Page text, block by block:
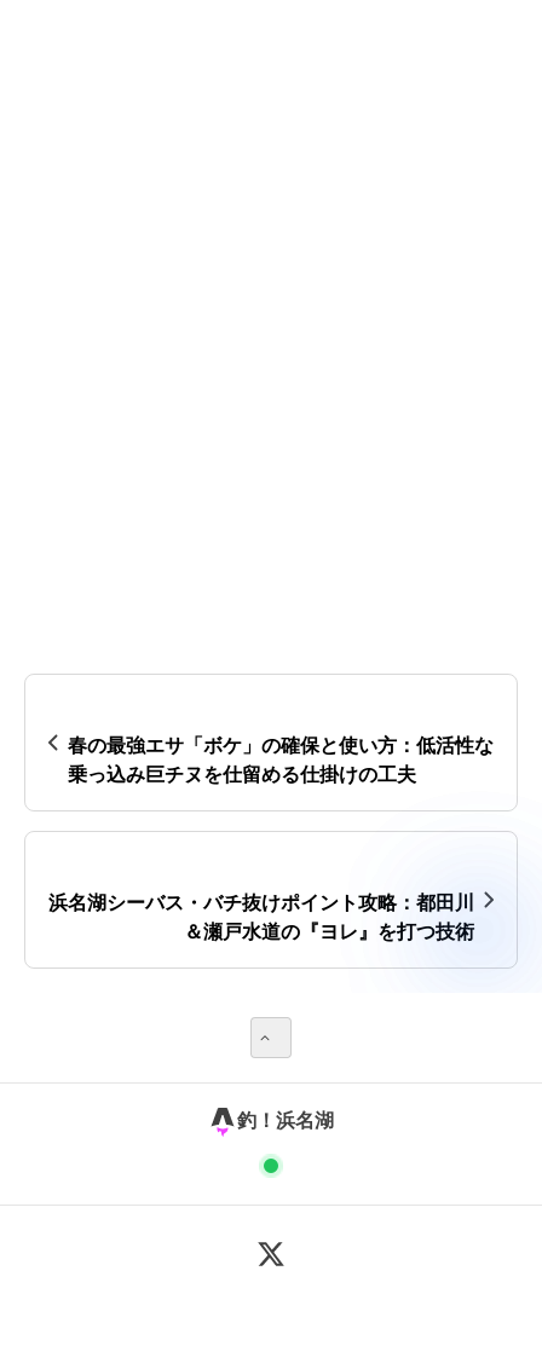
春の最強エサ「ボケ」の確保と使い方：低活性な
乗っ込み巨チヌを仕留める仕掛けの工夫
浜名湖シーバス・バチ抜けポイント攻略：都田川
＆瀬戸水道の『ヨレ』を打つ技術
釣！浜名湖